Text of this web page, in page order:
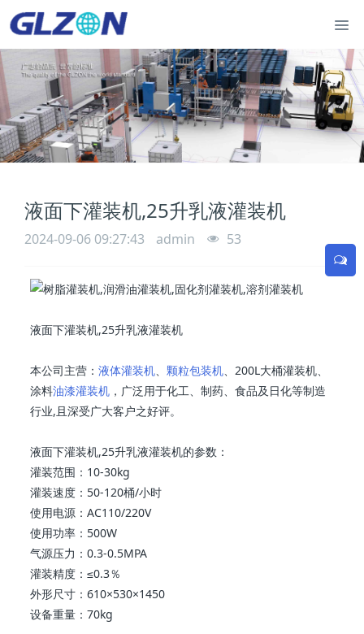
液面下灌装机,25升乳液灌装机
2024-09-06 09:27:43 admin 53
液面下灌装机,25升乳液灌装机
本公司主营：液体灌装机、颗粒包装机、200L大桶灌装机、
涂料油漆灌装机 ，广泛用于化工、制药、食品及日化等制造
行业,且深受广大客户之好评。
液面下灌装机,25升乳液灌装机的参数：
灌装范围：10-30kg
灌装速度：50-120桶/小时
使用电源：AC110/220V
使用功率：500W
气源压力：0.3-0.5MPA
灌装精度：≤0.3％
外形尺寸：610×530×1450
设备重量：70kg